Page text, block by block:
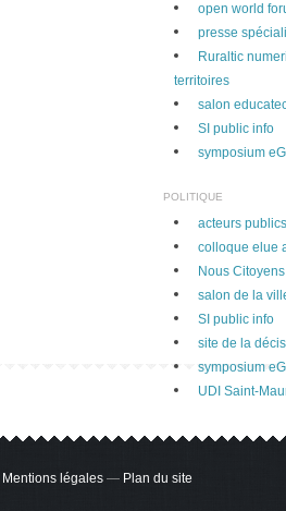
open world
presse
Ruraltic
territoires
salon
SI public info
symposium
POLITIQUE
acteurs publics
colloque elue
Nous Citoyens
salon de la
SI public info
site de la
symposium
UDI Saint-
Mentions légales — Plan du site